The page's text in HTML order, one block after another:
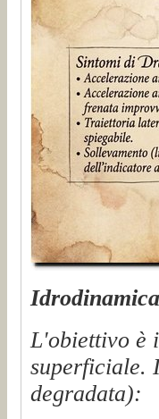
L'obiettivo è
superficiale.
degradata):